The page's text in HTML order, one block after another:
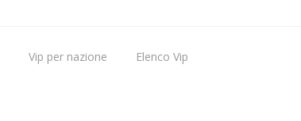
Vip per nazione Elenco Vip
Vip nati oggi